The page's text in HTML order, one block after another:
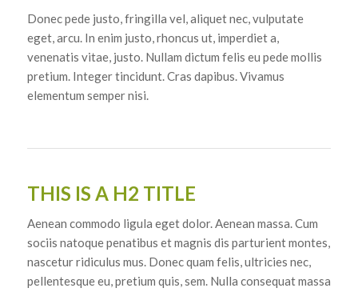
Donec pede justo, fringilla vel, aliquet nec, vulputate
eget, arcu. In enim justo, rhoncus ut, imperdiet a,
venenatis vitae, justo. Nullam dictum felis eu pede mollis
pretium. Integer tincidunt. Cras dapibus. Vivamus
elementum semper nisi.
THIS IS A H2 TITLE
Aenean commodo ligula eget dolor. Aenean massa. Cum
sociis natoque penatibus et magnis dis parturient montes,
nascetur ridiculus mus. Donec quam felis, ultricies nec,
pellentesque eu, pretium quis, sem. Nulla consequat massa